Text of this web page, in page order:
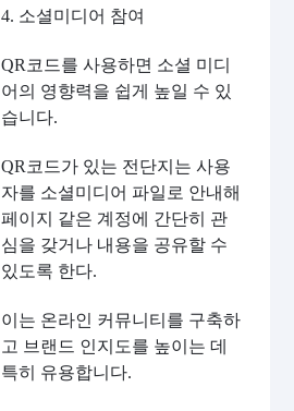
4. 소셜미디어 참여
QR코드를 사용하면 소셜 미디
어의 영향력을 쉽게 높일 수 있
습니다.
QR코드가 있는 전단지는 사용
자를 소셜미디어 파일로 안내해
페이지 같은 계정에 간단히 관
심을 갖거나 내용을 공유할 수
있도록 한다.
이는 온라인 커뮤니티를 구축하
고 브랜드 인지도를 높이는 데
특히 유용합니다.